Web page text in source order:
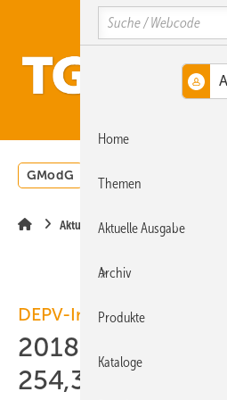
Hauptinhalt
Hauptmenü
SiteSearch
GModG Wärmepumpe
Aktuelle Meldung
DEPV-Index
2018-11:
254,36 Euro/t
Search
Home
Themen
Aktuelle Ausgabe
Archiv
Produkte
Kataloge